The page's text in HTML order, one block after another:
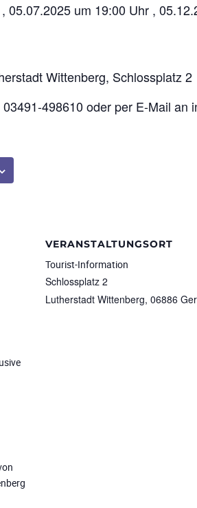
05.07.2025 um 19:00 Uhr ,
Wittenberg, Schlossplatz 2
498610 oder per E-Mail an
VERANSTALTUNGSORT
Tourist-Information
Schlossplatz 2
Lutherstadt Wittenberg, 06886